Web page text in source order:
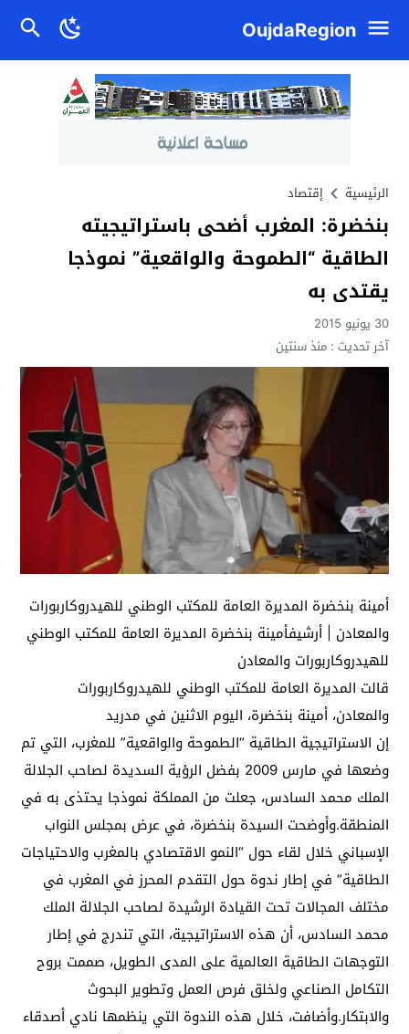
OujdaRegion
الرئيسية إقتصاد
بنخضرة: المغرب أضحى باستراتيجيته
الطاقية “الطموحة والواقعية” نموذجا
يقتدى به
30 يونيو 2015
آخر تحديث :منذ سنتين
أمينة بنخضرة المديرة العامة للمكتب الوطني للهيدروكاربورات
والمعادن | أرشيفأمينة بنخضرة المديرة العامة للمكتب الوطني
للهيدروكاربورات والمعادن
قالت المديرة العامة للمكتب الوطني للهيدروكاربورات
والمعادن، أمينة بنخضرة، اليوم الاثنين في مدريد
إن الاستراتيجية الطاقية “الطموحة والواقعية” للمغرب، التي تم
وضعها في مارس 2009 بفضل الرؤية السديدة لصاحب الجلالة
الملك محمد السادس، جعلت من المملكة نموذجا يحتذى به في
المنطقة.وأوضحت السيدة بنخضرة، في عرض بمجلس النواب
الإسباني خلال لقاء حول “النمو الاقتصادي بالمغرب والاحتياجات
الطاقية” في إطار ندوة حول التقدم المحرز في المغرب في
مختلف المجالات تحت القيادة الرشيدة لصاحب الجلالة الملك
محمد السادس، أن هذه الاستراتيجية، التي تندرج في إطار
التوجهات الطاقية العالمية على المدى الطويل، صممت بروح
التكامل الصناعي ولخلق فرص العمل وتطوير البحوث
والابتكار.وأضافت، خلال هذه الندوة التي ينظمها نادي أصدقاء